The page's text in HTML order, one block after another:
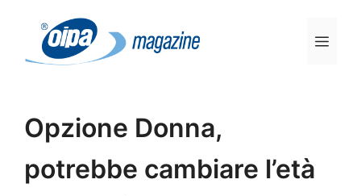
contenuto
Opzione Donna,
potrebbe cambiare l’età